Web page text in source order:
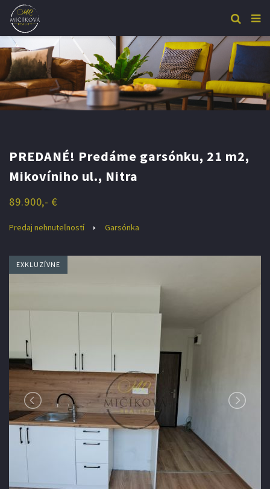
PREDANÉ! Predáme garsónku, 21 m2,
Mikovíniho ul., Nitra
89.900,- €
Predaj nehnuteľností Garsónka
EXKLUZÍVNE